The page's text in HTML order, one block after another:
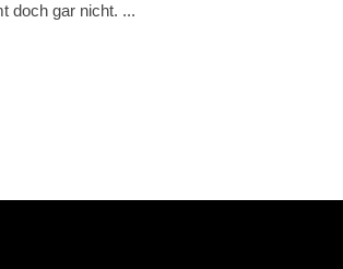
doch gar nicht.